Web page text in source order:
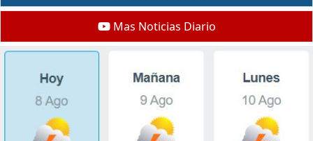
Mas Noticias Diario